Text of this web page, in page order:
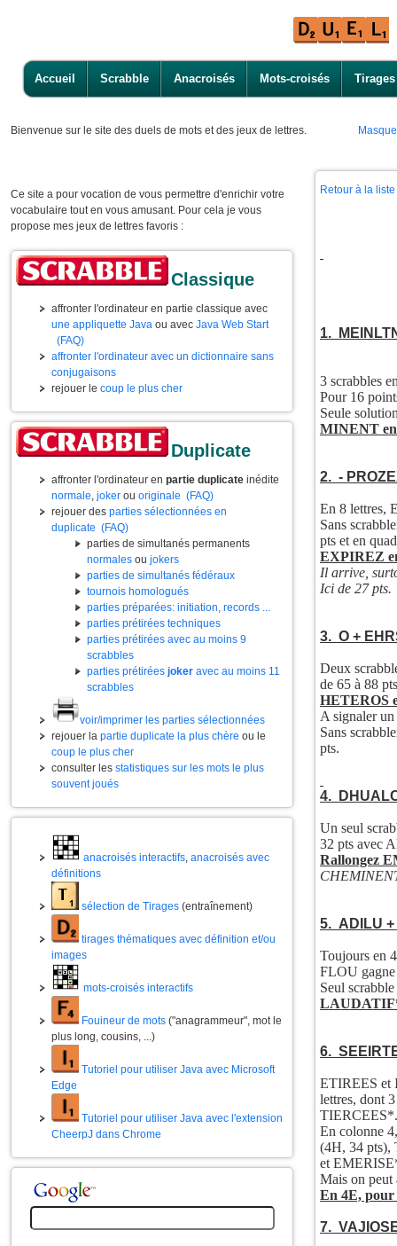
Accueil Scrabble Anacroisés Mots-croisés Tirages
Bienvenue sur le site des duels de mots et des jeux de lettres.
Ce site a pour vocation de vous permettre d'enrichir votre
vocabulaire tout en vous amusant. Pour cela je vous
propose mes jeux de lettres favoris :
Classique
affronter l'ordinateur en partie classique avec
une appliquette Java ou avec Java Web Start
(FAQ)
affronter l'ordinateur avec un dictionnaire sans
conjugaisons
rejouer le coup le plus cher
Duplicate
affronter l'ordinateur en partie duplicate inédite
normale, joker ou originale (FAQ)
rejouer des parties sélectionnées en
duplicate (FAQ)
parties de simultanés permanents
normales ou jokers
parties de simultanés fédéraux
tournois homologués
parties préparées: initiation, records ...
parties prétirées techniques
parties prétirées avec au moins 9
scrabbles
parties prétirées joker avec au moins 11
scrabbles
voir/imprimer les parties sélectionnées
rejouer la partie duplicate la plus chère ou le
coup le plus cher
consulter les statistiques sur les mots le plus
souvent joués
anacroisés interactifs, anacroisés avec
définitions
sélection de Tirages (entraînement)
tirages thématiques avec définition et/ou
images
mots-croisés interactifs
Fouineur de mots ("anagrammeur", mot le
plus long, cousins, ...)
Tutoriel pour utiliser Java avec Microsoft
Edge
Tutoriel pour utiliser Java avec l'extension
CheerpJ dans Chrome
Retour à la
1.
3 scrabbles
Pour 16
Seule
MINENT
2. -
En 8 lettres,
Sans
pts et en
EXPIREZ
Il arrive,
Ici de 27 pts.
3. O +
Deux
de 65 à 88
HETEROS
A signaler
Sans
pts.
4.
Un seul
32 pts avec
Rallongez
5. ADILU +
Toujours en
FLOU
Seul
6.
ETIREES et
lettres, dont
TIERCEES*.
En colonne
(4H, 34 pts),
et
Mais on peut
En 4E,
7.